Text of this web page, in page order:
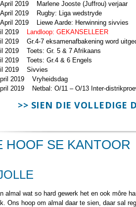
April 2019 Marlene Jooste (Juffrou) verjaar
April 2019 Rugby: Liga wedstryde
2019 Liewe Aarde: Herwinning sivvies
2019
Landloop: GEKANSELLEER
2019 Gr.4-7 eksamenafbakening word
2019 Toets: Gr. 5 & 7 Afrikaans
2019 Toets: Gr.4 & 6 Engels
2019 Sivvies
2019 Vryheidsdag
2019 Netbal: O/11 – O/13 Inter-
>> SIEN DIE VOLLEDIGE
HOOF SE KANTOOR
almal wat so hard gewerk het en ook môre
Ons hoop om almal daar te sien, daar sal